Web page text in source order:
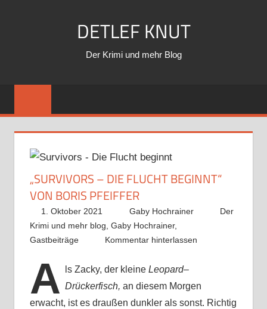
DETLEF KNUT
Der Krimi und mehr Blog
„SURVIVORS – DIE FLUCHT BEGINNT“
VON BORIS PFEIFFER
1. Oktober 2021 Gaby Hochrainer
Der
Krimi und mehr blog, Gaby Hochrainer,
Gastbeiträge
Kommentar hinterlassen
A ls Zacky, der kleine Leopard–
Drückerfisch, an diesem Morgen
erwacht, ist es draußen dunkler als sonst. Richtig